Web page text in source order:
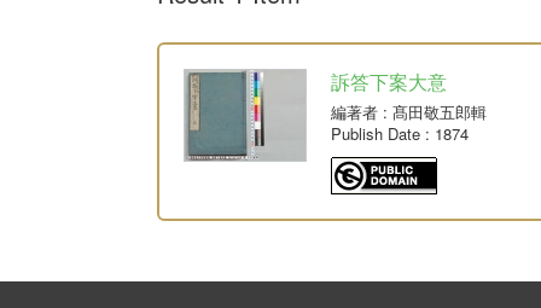
訴答下案大意
編著者 : 髙田敬五郎輯
Publish Date : 1874